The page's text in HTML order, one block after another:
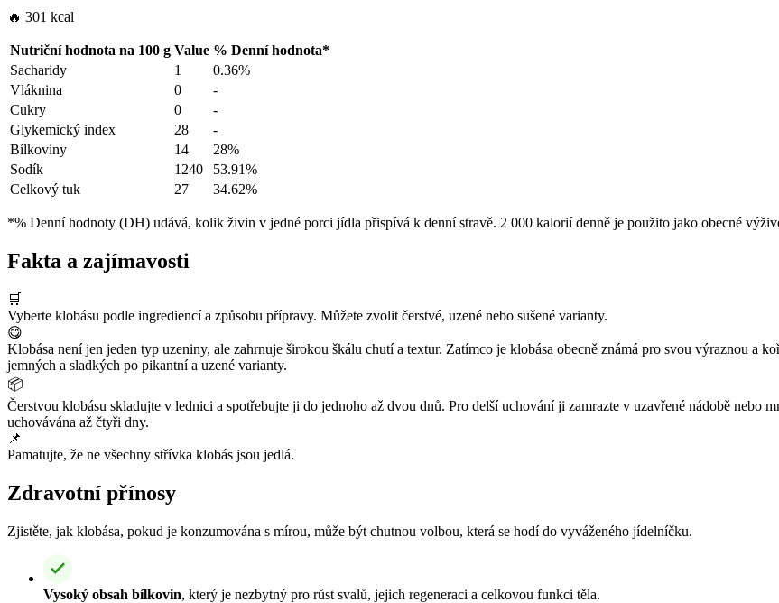
🔥 301 kcal
Nutriční hodnota na 100 g Value % Denní hodnota*
Sacharidy
1
0.36%
Vláknina
0
-
Cukry
0
-
Glykemický index
28
-
Bílkoviny
14
28%
Sodík
1240
53.91%
Celkový tuk
27 34.62%
*% Denní hodnoty (DH) udává, kolik živin v jedné porci jídla přispívá k denní stravě. 2 000 kalorií denně je použito jako obecné
Fakta a zajímavosti
🛒
Vyberte klobásu podle ingrediencí a způsobu přípravy. Můžete zvolit čerstvé, uzené nebo sušené varianty.
😋
Klobása není jen jeden typ uzeniny, ale zahrnuje širokou škálu chutí a textur. Zatímco je klobása obecně známá pro svou výraznou a
jemných a sladkých po pikantní a uzené varianty.
📦
Čerstvou klobásu skladujte v lednici a spotřebujte ji do jednoho až dvou dnů. Pro delší uchování ji zamrazte v uzavřené nádobě nebo
uchovávána až čtyři dny.
📌
Pamatujte, že ne všechny střívka klobás jsou jedlá.
Zdravotní přínosy
Zjistěte, jak klobása, pokud je konzumována s mírou, může být chutnou volbou, která se hodí do vyváženého jídelníčku.
Vysoký obsah bílkovin, který je nezbytný pro růst svalů, jejich regeneraci a celkovou funkci těla.